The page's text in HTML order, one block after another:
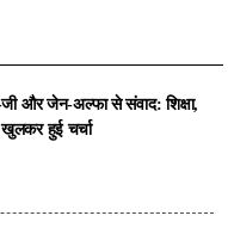
और जेन-अल्फा से संवाद: शिक्षा,
खुलकर हुई चर्चा